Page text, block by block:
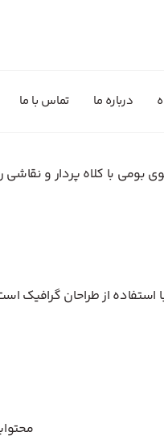
درباره ما تماس با ما
بومی با کلاه پردار و
از طراحان گرافیک